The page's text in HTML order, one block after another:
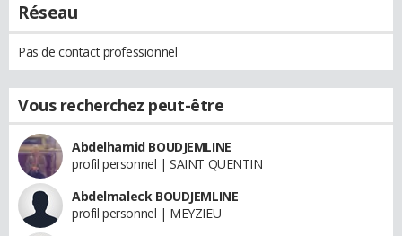
Réseau
Pas de contact professionnel
Vous recherchez peut-être
Abdelhamid BOUDJEMLINE
profil personnel | SAINT QUENTIN
Abdelmaleck BOUDJEMLINE
profil personnel | MEYZIEU